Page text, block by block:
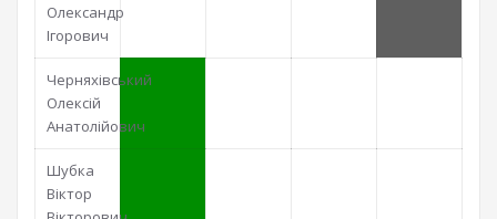
Олександр
Ігорович
Черняхівський
Олексій
Анатолійович
Шубка
Віктор